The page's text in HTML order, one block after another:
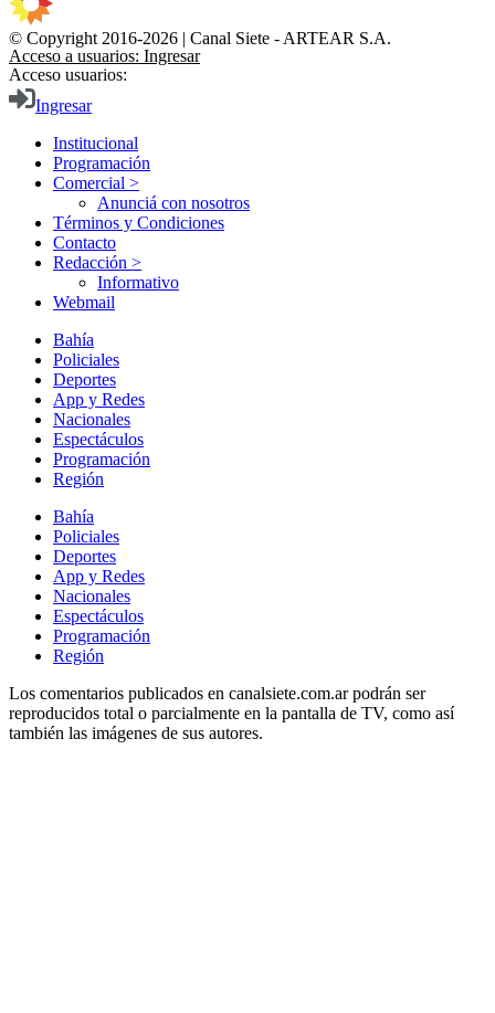
© Copyright 2016-2026 | Canal Siete - ARTEAR S.A.
Acceso a usuarios: Ingresar
Acceso usuarios:
Ingresar
Institucional
Programación
Comercial >
Anunciá con nosotros
Términos y Condiciones
Contacto
Redacción >
Informativo
Webmail
Bahía
Policiales
Deportes
App y Redes
Nacionales
Espectáculos
Programación
Región
Bahía
Policiales
Deportes
App y Redes
Nacionales
Espectáculos
Programación
Región
Los comentarios publicados en canalsiete.com.ar podrán ser
reproducidos total o parcialmente en la pantalla de TV, como así
también las imágenes de sus autores.